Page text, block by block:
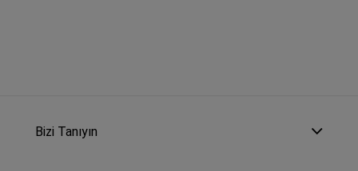
Bizi Tanıyın